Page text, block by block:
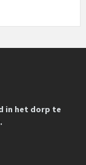
in het dorp te